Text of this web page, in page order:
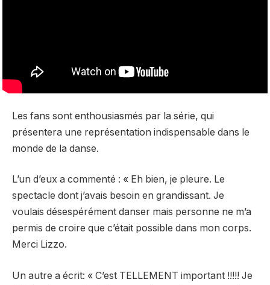
Les fans sont enthousiasmés par la série, qui
présentera une représentation indispensable dans le
monde de la danse.
L’un d’eux a commenté : « Eh bien, je pleure. Le
spectacle dont j’avais besoin en grandissant. Je
voulais désespérément danser mais personne ne m’a
permis de croire que c’était possible dans mon corps.
Merci Lizzo.
Un autre a écrit: « C’est TELLEMENT important !!!!! Je